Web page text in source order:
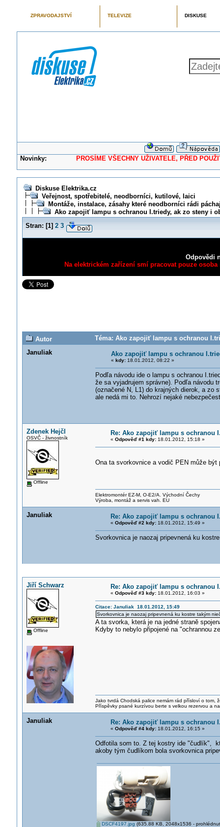
ZPRAVODAJSTVÍ TELEVIZE DISKUSE
Novinky: PROSÍME VŠECHNY UŽIVATELE, PŘED
Diskuse Elektrika.cz
Veřejnost, spotřebitelé, neodborníci, kutilové, laici
Montáže, instalace, zásahy které neodborníci rádi
Ako zapojiť lampu s ochranou I.triedy, ak zo steny i
Stran: [1] 2 3
Odpovědi
Na elektrickém zařízení smí pracovat pouze
Autor
Téma: Ako zapojiť lampu s ochranou
Januliak
Ako zapojiť lampu s ochranou
« kdy:18.01.2012, 08:22 »
Podľa návodu ide o lampu s ochranou
že sa vyjadrujem správne). Podľa návodu
(označené N, L1) do krajných dierok, a zo
ale nedá mi to. Nehrozí nejaké
Zdenek Hejčl
OSVČ - živnostník
Offline
Re: Ako zapojiť lampu s ochranou
« Odpověď #1 kdy:18.01.2012, 15:18 »
Ona ta svorkovnice a vodič PEN může
Elektromontér EZ-M, O-E2/A. Východní Čechy
Výroba, montáž a servis vah. EU
Januliak Re: Ako zapojiť lampu s ochranou
« Odpověď #2 kdy:18.01.2012, 15:49 »
Svorkovnica je naozaj pripevnená ku
Jiří Schwarz
Offline
Re: Ako zapojiť lampu s ochranou
« Odpověď #3 kdy:18.01.2012, 16:03 »
Citace: Januliak 18.01.2012, 15:49
Svorkovnica je naozaj pripevnená ku kostre takým
A ta svorka, která je na jedné straně
Kdyby to nebylo připojené na "ochrannou
Jako tvrdá Chodská palice nemám rád přísloví o tom,
Příspěvky psané kurzívou berte s velkou rezervou a
Januliak Re: Ako zapojiť lampu s ochranou
« Odpověď #4 kdy:18.01.2012, 16:15 »
Odfotila som to. Z tej kostry ide "čudlík",
akoby tým čudlíkom bola svorkovnica
DSCF4197.jpg (635.88 KB, 2048x1536 -